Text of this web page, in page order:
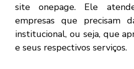
site onepage. Ele
empresas que precisam
institucional, ou seja, que
e seus respectivos serviços.